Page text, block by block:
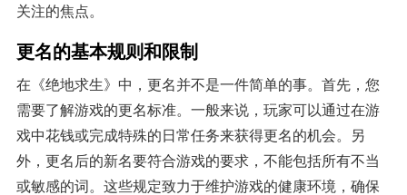
关注的焦点。
更名的基本规则和限制
在《绝地求生》中，更名并不是一件简单的事。首先，您
需要了解游戏的更名标准。一般来说，玩家可以通过在游
戏中花钱或完成特殊的日常任务来获得更名的机会。另
外，更名后的新名要符合游戏的要求，不能包括所有不当
或敏感的词。这些规定致力于维护游戏的健康环境，确保